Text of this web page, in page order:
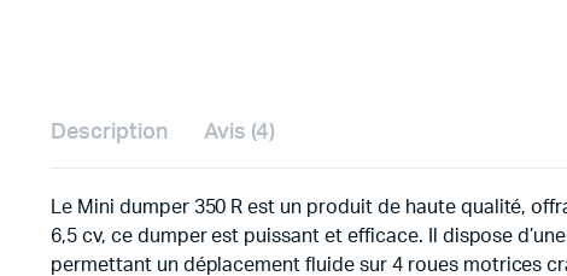
Description Avis (4)
Le Mini dumper 350 R est un produit de haute qualité,
6,5 cv, ce dumper est puissant et efficace. Il dispose
permettant un déplacement fluide sur 4 roues motrices